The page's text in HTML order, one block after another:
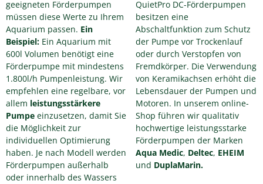
geeigneten Förderpumpen
müssen diese Werte zu Ihrem
Aquarium passen. Ein
Beispiel: Ein Aquarium mit
600l Volumen benötigt eine
Förderpumpe mit mindestens
1.800l/h Pumpenleistung. Wir
empfehlen eine regelbare, vor
allem leistungsstärkere
Pumpe einzusetzen, damit Sie
die Möglichkeit zur
individuellen Optimierung
haben. Je nach Modell werden
Förderpumpen außerhalb
oder innerhalb des Wassers
QuietPro DC-Förderpumpen
besitzen eine
Abschaltfunktion zum Schutz
der Pumpe vor Trockenlauf
oder durch Verstopfen von
Fremdkörper. Die Verwendung
von Keramikachsen erhöht die
Lebensdauer der Pumpen und
Motoren. In unserem online-
Shop führen wir qualitativ
hochwertige leistungsstarke
Förderpumpen der Marken
Aqua Medic, Deltec, EHEIM
und DuplaMarin.